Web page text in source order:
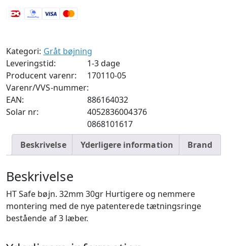
30gr
Kategori: Gråt bøjning
Leveringstid:
1-3 dage
Producent varenr:
170110-05
Varenr/VVS-nummer:
886164032
EAN:
4052836004376
Solar nr:
0868101617
Beskrivelse
Yderligere information Brand
Beskrivelse
HT Safe bøjn. 32mm 30gr Hurtigere og nemmere
montering med de nye patenterede tætningsringe
bestående af 3 læber.